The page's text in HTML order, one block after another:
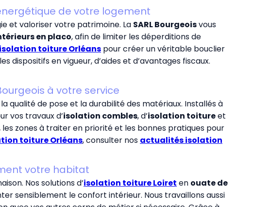
de votre logement
et valoriser votre patrimoine. La SARL Bourgeoisvous
en placo, afin de limiter les déperditions de
isolation toiture Orléans pour créer un véritable bouclier
dispositifs en vigueur, d’aides et d’avantages fiscaux.
à votre service
qualité de pose et la durabilité des matériaux. Installés à
vos travaux d’isolation combles, d’isolation toitureet
les zones à traiter en priorité et les bonnes pratiques pour
toiture Orléans, consulter nos actualités isolation
votre habitat
Nos solutions d’isolation toiture Loiret en ouate de
sensiblement le confort intérieur. Nous travaillons aussi